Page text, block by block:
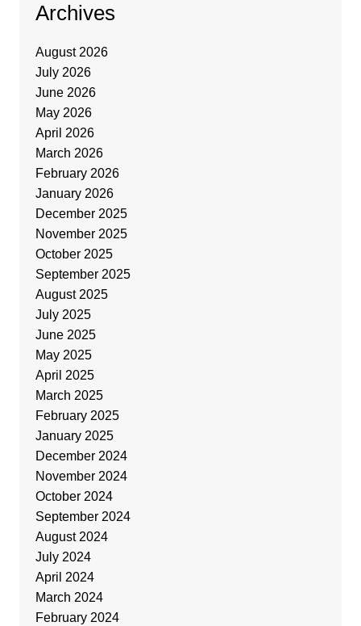
Archives
August 2026
July 2026
June 2026
May 2026
April 2026
March 2026
February 2026
January 2026
December 2025
November 2025
October 2025
September 2025
August 2025
July 2025
June 2025
May 2025
April 2025
March 2025
February 2025
January 2025
December 2024
November 2024
October 2024
September 2024
August 2024
July 2024
April 2024
March 2024
February 2024